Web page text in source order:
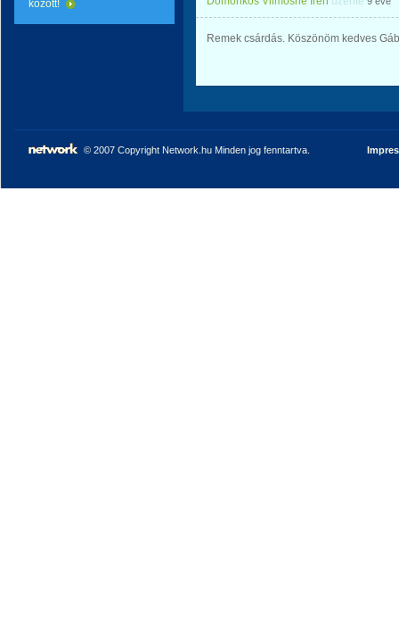
között!
Remek csárdás. Köszönöm kedves
© 2007 Copyright Network.hu Minden jog fenntartva.